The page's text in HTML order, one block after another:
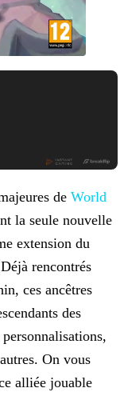
de World
la seule nouvelle
extension du
rencontrés
ces ancêtres
des
On vous
alliée jouable